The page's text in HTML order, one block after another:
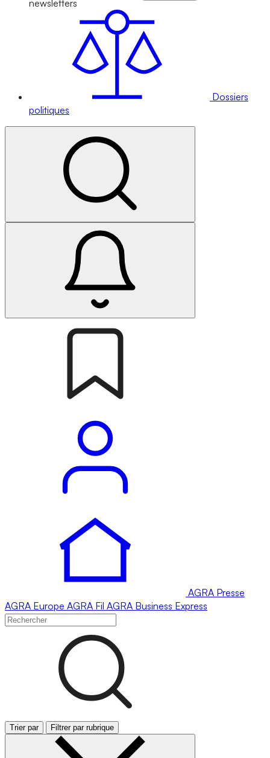
newsletters
Dossiers
politiques
AGRA Presse
AGRA Europe AGRA Fil AGRA Business Express
Trier par Filtrer par rubrique